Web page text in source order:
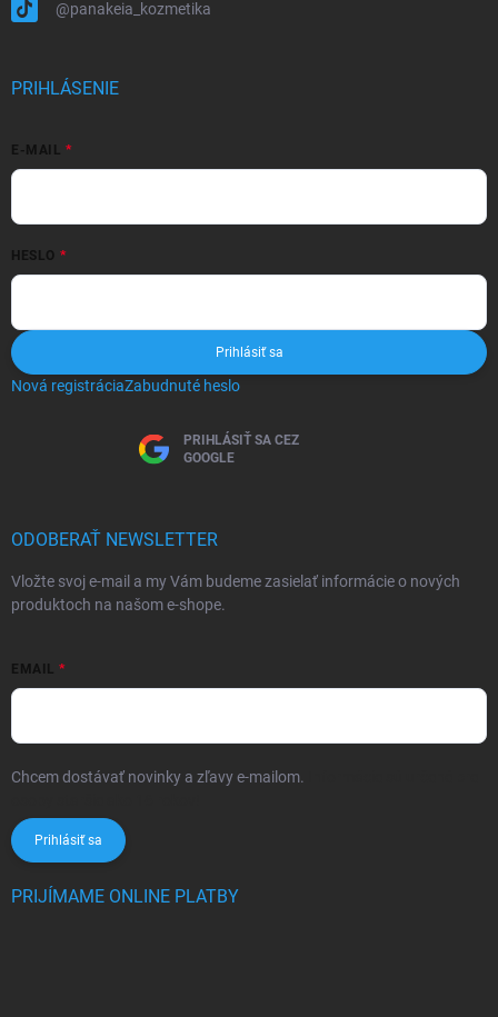
@panakeia_kozmetika
PRIHLÁSENIE
E-MAIL
HESLO
Prihlásiť sa
Nová registráciaZabudnuté heslo
PRIHLÁSIŤ SA CEZ
GOOGLE
ODOBERAŤ NEWSLETTER
Vložte svoj e-mail a my Vám budeme zasielať informácie o nových
produktoch na našom e-shope.
EMAIL
Chcem dostávať novinky a zľavy e-mailom.
Prihlásiť sa
PRIJÍMAME ONLINE PLATBY